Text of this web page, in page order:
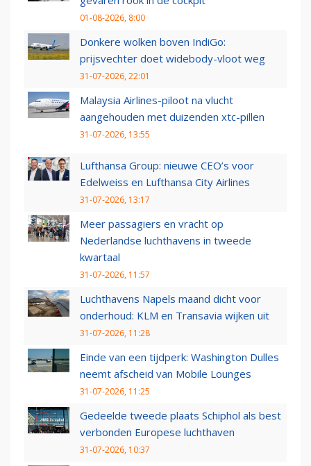
01-08-2026, 8:00
Donkere wolken boven IndiGo:
prijsvechter doet widebody-vloot weg
31-07-2026, 22:01
Malaysia Airlines-piloot na vlucht
aangehouden met duizenden xtc-pillen
31-07-2026, 13:55
Lufthansa Group: nieuwe CEO’s voor
Edelweiss en Lufthansa City Airlines
31-07-2026, 13:17
Meer passagiers en vracht op
Nederlandse luchthavens in tweede
kwartaal
31-07-2026, 11:57
Luchthavens Napels maand dicht voor
onderhoud: KLM en Transavia wijken uit
31-07-2026, 11:28
Einde van een tijdperk: Washington Dulles
neemt afscheid van Mobile Lounges
31-07-2026, 11:25
Gedeelde tweede plaats Schiphol als best
verbonden Europese luchthaven
31-07-2026, 10:37